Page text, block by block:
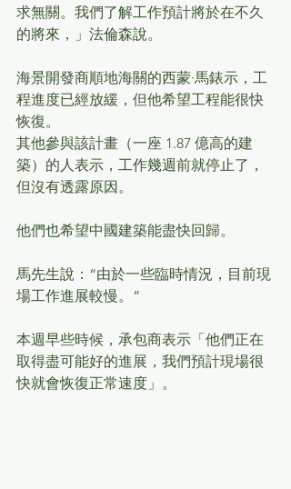
求無關。我們了解工作預計將於在不久
的將來，」法倫森說。
海景開發商順地海關的西蒙·馬錶示，工
程進度已經放緩，但他希望工程能很快
恢復。
其他參與該計畫（一座 1.87 億高的建
築）的人表示，工作幾週前就停止了，
但沒有透露原因。
他們也希望中國建築能盡快回歸。
馬先生說：“由於一些臨時情況，目前現
場工作進展較慢。”
本週早些時候，承包商表示「他們正在
取得盡可能好的進展，我們預計現場很
快就會恢復正常速度」。